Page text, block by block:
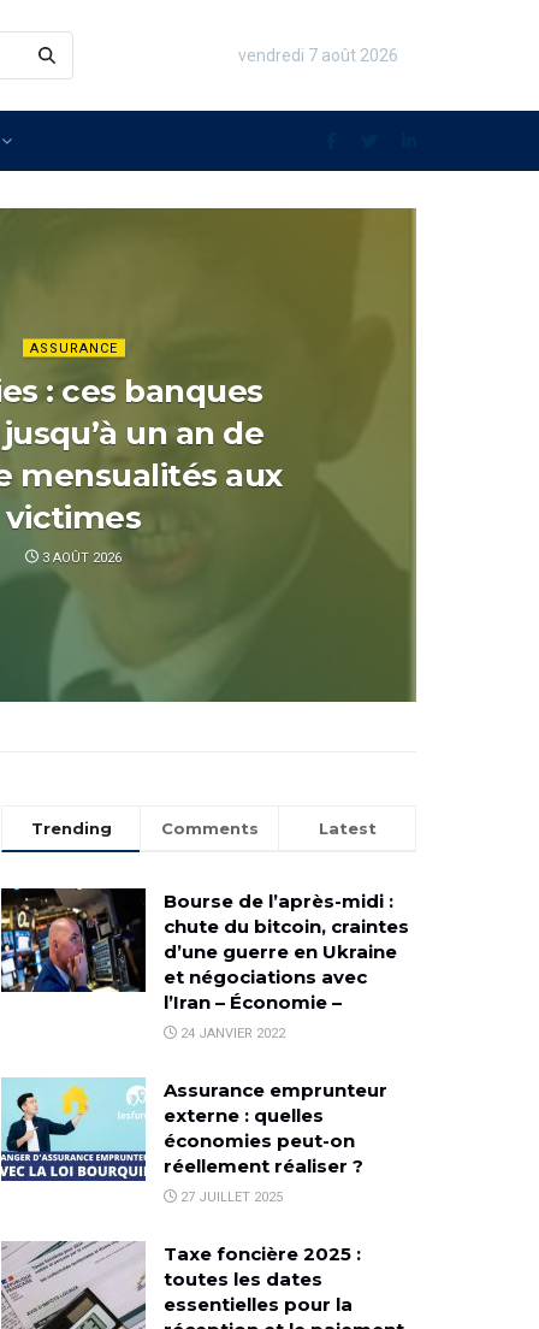
et Actu
vendredi 7 août 2026
ASSURANCE
: ces banques
un an de
mensualités aux
victimes
3 AOÛT 2026
Trending Comments Latest
Bourse de l’après-midi :
chute du bitcoin, craintes
d’une guerre en Ukraine
et négociations avec
l’Iran – Économie –
24 JANVIER 2022
Assurance emprunteur
externe : quelles
économies peut-on
réellement réaliser ?
27 JUILLET 2025
Taxe foncière 2025 :
toutes les dates
essentielles pour la